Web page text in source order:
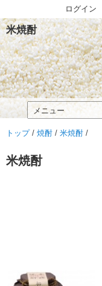
米焼酎
トップ/ 焼酎 / 米焼酎 /
米焼酎
ログイン